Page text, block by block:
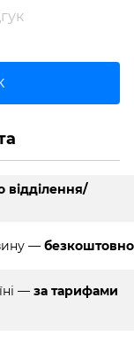
відділення/
— безкоштовно
— за тарифами